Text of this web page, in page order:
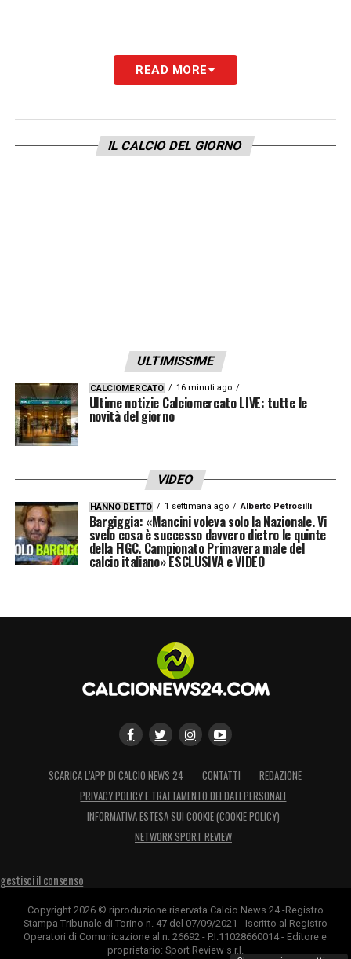
READ MORE
IL CALCIO DEL GIORNO
ULTIMISSIME
CALCIOMERCATO 16 minuti ago
Ultime notizie Calciomercato LIVE: tutte le
novità del giorno
VIDEO
HANNO DETTO 1 settimana ago Alberto Petrosilli
Bargiggia: «Mancini voleva solo la Nazionale. Vi
svelo cosa è successo davvero dietro le quinte
della FIGC. Campionato Primavera male del
calcio italiano» ESCLUSIVA e VIDEO
SCARICA L’APP DI CALCIO NEWS 24 CONTATTI
REDAZIONE
PRIVACY POLICY E TRATTAMENTO DEI DATI PERSONALI
INFORMATIVA ESTESA SUI COOKIE (COOKIE POLICY)
NETWORK SPORT REVIEW
gestisci il consenso
Copyright 2026 © riproduzione riservata Calcio News 24 -Registro
Stampa Tribunale di Torino n. 47 del 07/09/2021 - Iscritto al Registro
Operatori di Comunicazione al n. 26692 - P.I.11028660014 - Editore e
proprietario: Sport Review s.r.l.